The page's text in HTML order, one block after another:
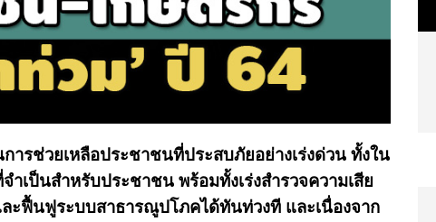
ารช่วยเหลือประชาชนที่ประสบภัยอย่างเร่งด่วน ทั้งใน
ำเป็นสำหรับประชาชน พร้อมทั้งเร่งสำรวจความเสีย
ะฟื้นฟูระบบสาธารณูปโภคได้ทันท่วงที และเนื่องจาก